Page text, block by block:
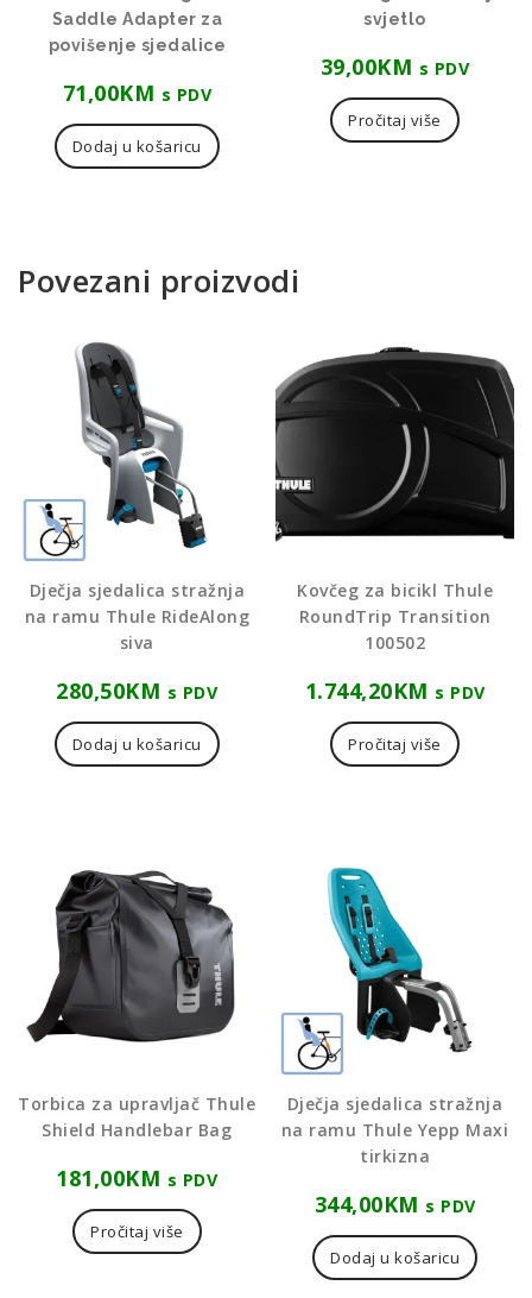
Saddle Adapter za
povišenje sjedalice
71,00KM s PDV
Dodaj u košaricu
svjetlo
39,00KM s PDV
Pročitaj više
Povezani proizvodi
Dječja sjedalica stražnja
na ramu Thule RideAlong
siva
280,50KM s PDV
Dodaj u košaricu
Kovčeg za bicikl Thule
RoundTrip Transition
100502
1.744,20KM s PDV
Pročitaj više
Torbica za upravljač Thule
Shield Handlebar Bag
181,00KM s PDV
Pročitaj više
Dječja sjedalica stražnja
na ramu Thule Yepp Maxi
tirkizna
344,00KM s PDV
Dodaj u košaricu